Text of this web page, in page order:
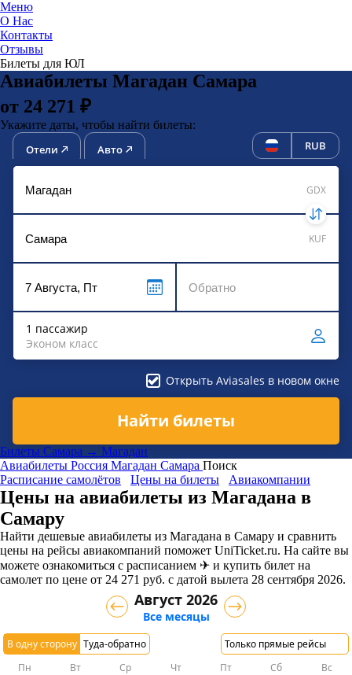
Меню
О Нас
Контакты
Отзывы
Билеты для ЮЛ
Авиабилеты Магадан Самара
от 24 271 ₽
Укажите даты, чтобы найти билеты:
Отели Авто RUB
GDX
KUF
1 пассажир
Эконом класс
Открыть Aviasales в новом окне
Найти билеты
Билеты Самара → Магадан
Авиабилеты Россия Магадан Самара Поиск
Расписание самолётов
Цены на билеты Авиакомпании
Цены на авиабилеты из Магадана в
Самару
Найти дешевые авиабилеты из Магадана в Самару и сравнить
цены на рейсы авиакомпаний поможет UniTicket.ru. На сайте вы
можете ознакомиться с расписанием ✈ и купить билет на
самолет по цене от 24 271 руб. с датой вылета 28 сентября 2026.
В одну сторону Туда-обратно Только прямые рейсы
Август 2026
Все месяцы
Пн Вт Ср Чт Пт Сб Вс